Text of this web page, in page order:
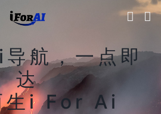
航，一点即
达
生i For Ai